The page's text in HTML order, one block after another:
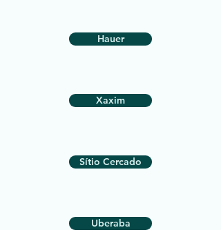
Hauer
Xaxim
Sítio Cercado
Uberaba